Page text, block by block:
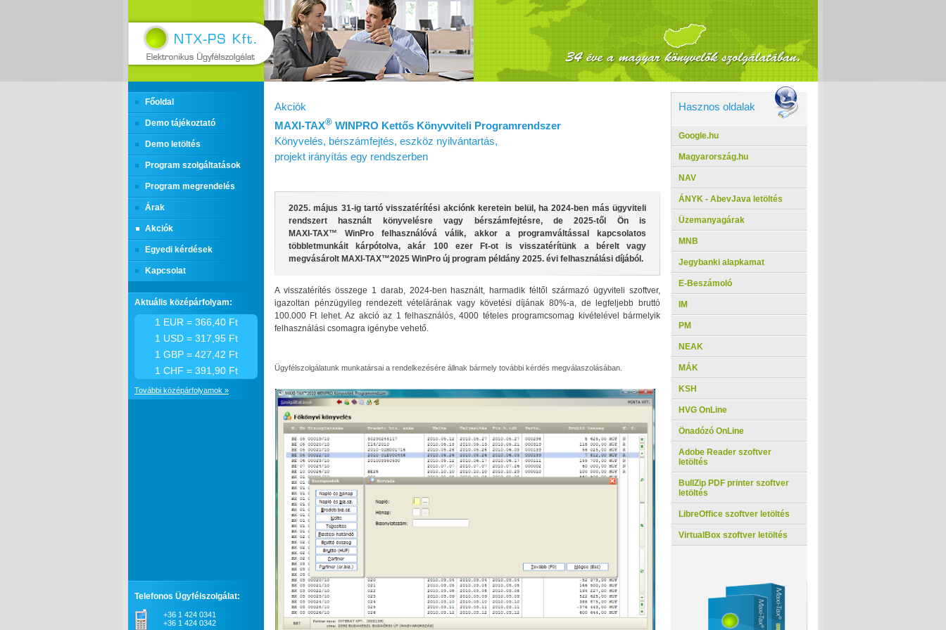
Főoldal
Demo tájékoztató
Demo letöltés
Program szolgáltatások
Program megrendelés
Árak
Akciók
Egyedi kérdések
Kapcsolat
Akciók
MAXI‑TAX® WINPRO Kettős Könyvviteli Programrendszer
Könyvelés, bérszámfejtés, eszköz nyilvántartás,
projekt irányítás egy rendszerben
2025. május 31-ig tartó visszatérítési akciónk keretein belül, ha 2024-ben más ügyviteli
rendszert használt könyvelésre vagy bérszámfejtésre, de 2025-től Ön is
MAXI‑TAX™ WinPro felhasználóvá válik, akkor a programváltással kapcsolatos
többletmunkáit kárpótolva, akár 100 ezer Ft-ot is visszatérítünk a bérelt vagy
megvásárolt MAXI‑TAX™2025 WinPro új program példány 2025. évi felhasználási díjából.
A visszatérítés összege 1 darab, 2024-ben használt, harmadik féltől származó ügyviteli szoftver,
igazoltan pénzügyileg rendezett vételárának vagy követési díjának 80%-a, de legfeljebb bruttó
100.000 Ft lehet. Az akció az 1 felhasználós, 4000 tételes programcsomag kivételével bármelyik
felhasználási csomagra igénybe vehető.
Ügyfélszolgálatunk munkatársai a rendelkezésére állnak bármely további kérdés megválaszolásában.
Hasznos oldalak
Google.hu
Magyarország.hu
NAV
ÁNYK - AbevJava letöltés
Üzemanyagárak
MNB
Jegybanki alapkamat
E-Beszámoló
IM
PM
NEAK
MÁK
KSH
HVG OnLine
Önadózó OnLine
Adobe Reader szoftver
letöltés
BullZip PDF printer szoftver
letöltés
LibreOffice szoftver letöltés
VirtualBox szoftver letöltés
Aktuális középárfolyam:
1 EUR = 366,40 Ft
1 USD = 317,95 Ft
1 GBP = 427,42 Ft
1 CHF = 391,90 Ft
További középárfolyamok »
Telefonos Ügyfélszolgálat:
+36 1 424 0341
+36 1 424 0342